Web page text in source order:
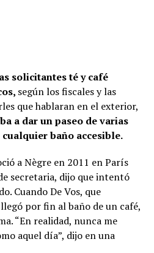
solicitantes té y café
según los fiscales y las
que hablaran en el exterior,
a dar un paseo de varias
baño accesible.
a Nègre en 2011 en París
secretaria, dijo que intentó
Cuando De Vos, que
por fin al baño de un café,
“En realidad, nunca me
aquel día”, dijo en una